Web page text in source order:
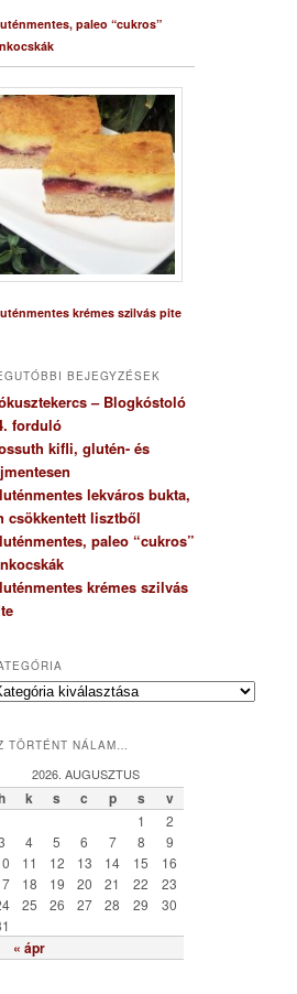
paleo “cukros”
krémes szilvás pite
BEJEGYZÉSEK
– Blogkóstoló
forduló
kifli, glutén- és
lekváros bukta,
csökkentett lisztből
paleo “cukros”
krémes szilvás
TÖRTÉNT NÁLAM…
2026. AUGUSZTUS
k s c p s v
« ápr
1
2
4 5 6 7 8
9
11 12 13 14 15
16
18 19 20 21 22
23
25 26 27 28 29
30